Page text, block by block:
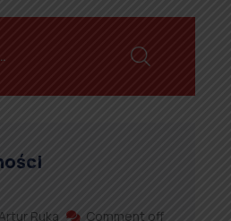
Ruka Comment off